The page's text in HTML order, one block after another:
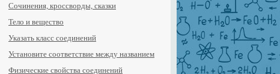
Сочинения, кроссворды, сказки
Тело и вещество
Указать класс соединений
Установите соответствие между названием
Физические свойства соединений